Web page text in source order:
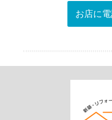
お店に